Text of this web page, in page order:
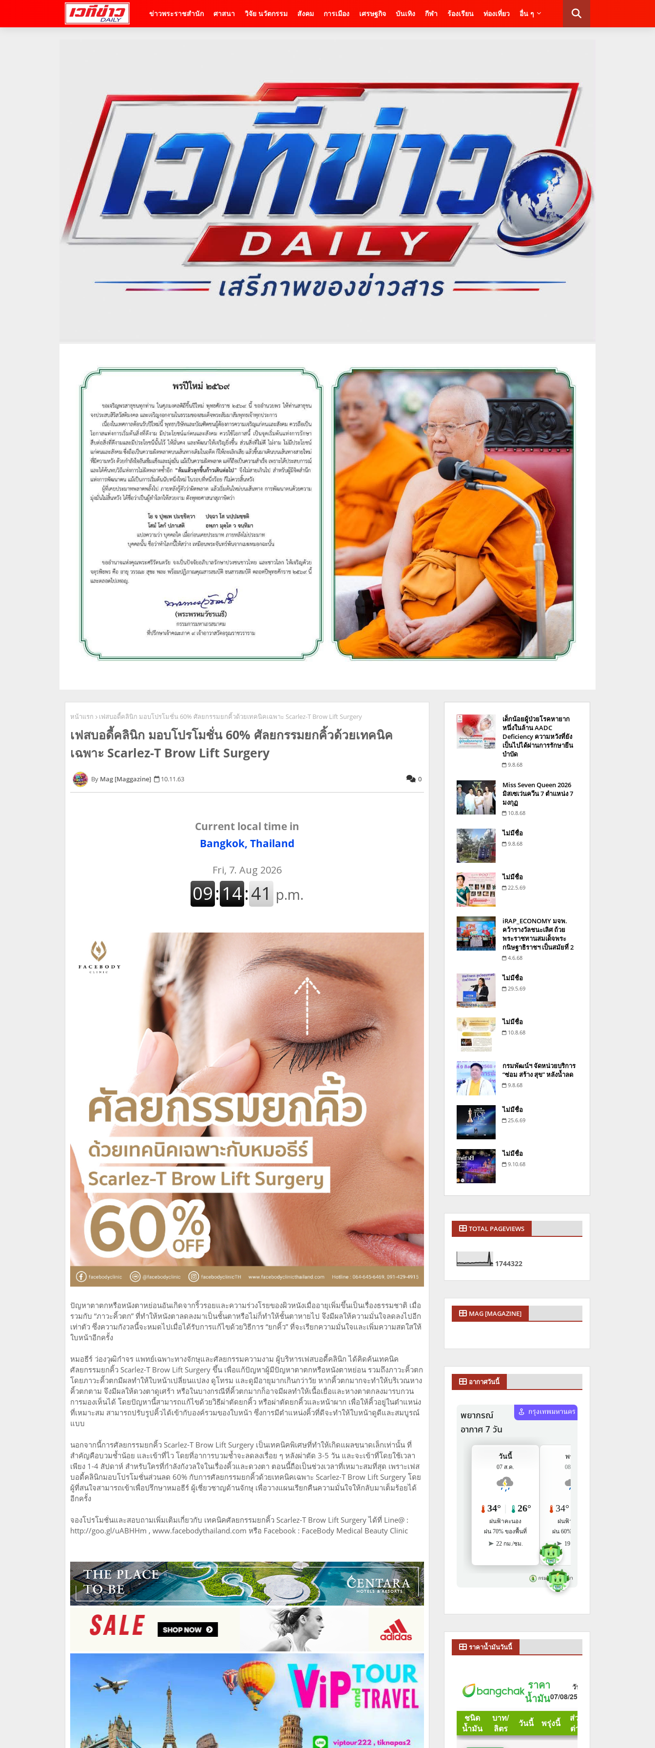
ข่าวพระราชสำนัก ศาสนา วิจัย นวัตกรรม สังคม การเมือง เศรษฐกิจ บันเทิง กีฬา ร้องเรียน ท่องเที่ยว อื่น ๆ
หน้าแรก เฟสบอดี้คลินิก มอบโปรโมชั่น 60% ศัลยกรรมยกคิ้วด้วยเทคนิคเฉพาะ Scarlez-T Brow Lift Surgery
เฟสบอดี้คลินิก มอบโปรโมชั่น 60% ศัลยกรรมยกคิ้วด้วยเทคนิค
เฉพาะ Scarlez-T Brow Lift Surgery
Mag [Maggazine] 10.11.63 0
Current local time in
Bangkok, Thailand
ปัญหาตาตกหรือหนังตาหย่อนอันเกิดจากริ้วรอยและความร่วงโรยของผิวหนังเมื่ออายุเพิ่มขึ้นเป็นเรื่องธรรมชาติ เมื่อ
รวมกับ “ภาวะคิ้วตก” ที่ทำให้หนังตาลดลงมาเป็นชั้นตาหรือไม่ก็ทำให้ชั้นตาหายไป จึงมีผลให้ความมั่นใจลดลงไปอีก
เท่าตัว ซึ่งความกังวลนี้จะหมดไปเมื่อได้รับการแก้ไขด้วยวิธีการ “ยกคิ้ว” ที่จะเรียกความมั่นใจและเพิ่มความสดใสให้
ใบหน้าอีกครั้ง
หมอธีร์ ว่องวุฒิกำจร แพทย์เฉพาะทางจักษุและศัลยกรรมความงาม ผู้บริหารเฟสบอดี้คลินิก ได้คิดค้นเทคนิค
ศัลยกรรมยกคิ้ว Scarlez-T Brow Lift Surgery ขึ้น เพื่อแก้ปัญหาผู้มีปัญหาตาตกหรือหนังตาหย่อน รวมถึงภาวะคิ้วตก
โดยภาวะคิ้วตกมีผลทำให้ใบหน้าเปลี่ยนแปลง ดูโทรม และดูมีอายุมากเกินกว่าวัย หากคิ้วตกมากจะทำให้บริเวณหาง
คิ้วตกตาม จึงมีผลให้ดวงตาดูเศร้า หรือในบางกรณีที่คิ้วตกมากก็อาจมีผลทำให้เนื้อเยื่อและหางตาตกลงมารบกวน
การมองเห็นได้ โดยปัญหานี้สามารถแก้ไขด้วยวิธีผ่าตัดยกคิ้ว หรือผ่าตัดยกคิ้วและหน้าผาก เพื่อให้คิ้วอยู่ในตำแหน่ง
ที่เหมาะสม สามารถปรับรูปคิ้วได้เข้ากับองค์รวมของใบหน้า ซึ่งการมีตำแหน่งคิ้วที่ดีจะทำให้ใบหน้าดูดีและสมบูรณ์
แบบ
นอกจากนี้การศัลยกรรมยกคิ้ว Scarlez-T Brow Lift Surgery เป็นเทคนิคพิเศษที่ทำให้เกิดแผลขนาดเล็กเท่านั้น ที่
สำคัญคือบวมช้ำน้อย และเข้าที่ไว โดยที่อาการบวมช้ำจะลดลงเรื่อย ๆ หลังผ่าตัด 3-5 วัน และจะเข้าที่โดยใช้เวลา
เพียง 1-4 สัปดาห์ สำหรับใครที่กำลังกังวลใจในเรื่องคิ้วและดวงตา ตอนนี้ถือเป็นช่วงเวลาที่เหมาะสมที่สุด เพราะเฟส
บอดี้คลินิกมอบโปรโมชั่นส่วนลด 60% กับการศัลยกรรมยกคิ้วด้วยเทคนิคเฉพาะ Scarlez-T Brow Lift Surgery โดย
ผู้ที่สนใจสามารถเข้าเพื่อปรึกษาหมอธีร์ ผู้เชี่ยวชาญด้านจักษุ เพื่อวางแผนเรียกคืนความมั่นใจให้กลับมาเต็มร้อยได้
อีกครั้ง
จองโปรโมชั่นและสอบถามเพิ่มเติมเกี่ยวกับ เทคนิคศัลยกรรมยกคิ้ว Scarlez-T Brow Lift Surgery ได้ที่ Line@ :
http://goo.gl/uABHHm , www.facebodythailand.com หรือ Facebook : FaceBody Medical Beauty Clinic
เด็กน้อยผู้ป่วยโรคหายาก
หนึ่งในล้าน AADC
Deficiency ความหวังที่ยัง
เป็นไปได้ผ่านการรักษายีน
บำบัด
9.8.68
Miss Seven Queen 2026
มิสเซเว่นควีน 7 ตำแหน่ง 7
มงกุฏ
10.8.68
ไม่มีชื่อ
9.8.68
ไม่มีชื่อ
22.5.69
iRAP_ECONOMY มจพ.
คว้ารางวัลชนะเลิศ ถ้วย
พระราชทานสมเด็จพระ
กนิษฐาธิราชฯ เป็นสมัยที่ 2
4.6.68
ไม่มีชื่อ
29.5.69
ไม่มีชื่อ
10.8.68
กรมพัฒน์ฯ จัดหน่วยบริการ
“ซ่อม สร้าง สุข” หลังน้ำลด
9.8.68
ไม่มีชื่อ
25.6.69
ไม่มีชื่อ
9.10.68
TOTAL PAGEVIEWS
1744322
MAG [MAGAZINE]
อากาศวันนี้
ราคาน้ำมันวันนี้